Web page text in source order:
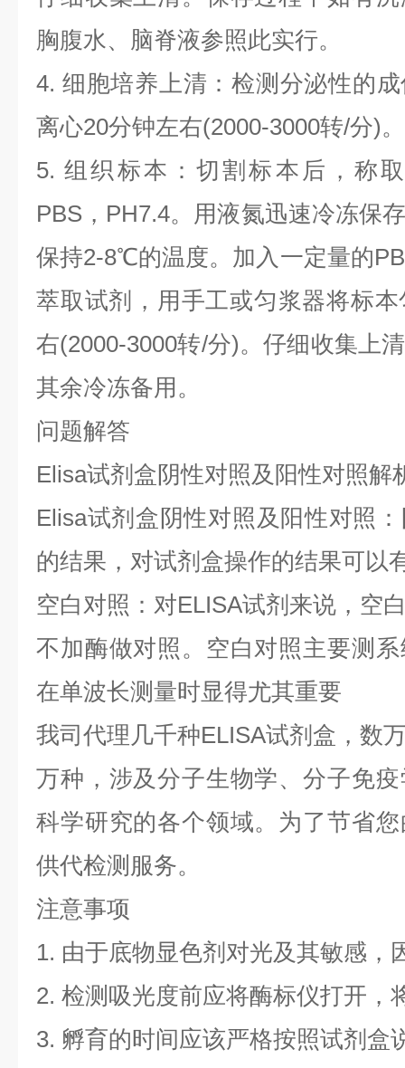
胸腹水、脑脊液参照此实行。
4. 细胞培养上清：检测分泌性的
离心20分钟左右(2000-3000转/分)
5. 组织标本：切割标本后，称
PBS，PH7.4。用液氮迅速冷冻保
保持2-8℃的温度。加入一定量的
萃取试剂，用手工或匀浆器将标
右(2000-3000转/分)。仔细收集上
其余冷冻备用。
问题解答
Elisa试剂盒阴性对照及阳性对照解
Elisa试剂盒阴性对照及阳性对照
的结果，对试剂盒操作的结果可以
空白对照：对ELISA试剂来说，空
不加酶做对照。空白对照主要测
在单波长测量时显得尤其重要
我司代理几千种ELISA试剂盒，数
万种，涉及分子生物学、分子免
科学研究的各个领域。为了节省
供代检测服务。
注意事项
1. 由于底物显色剂对光及其敏感，
2. 检测吸光度前应将酶标仪打开，
3. 孵育的时间应该严格按照试剂盒